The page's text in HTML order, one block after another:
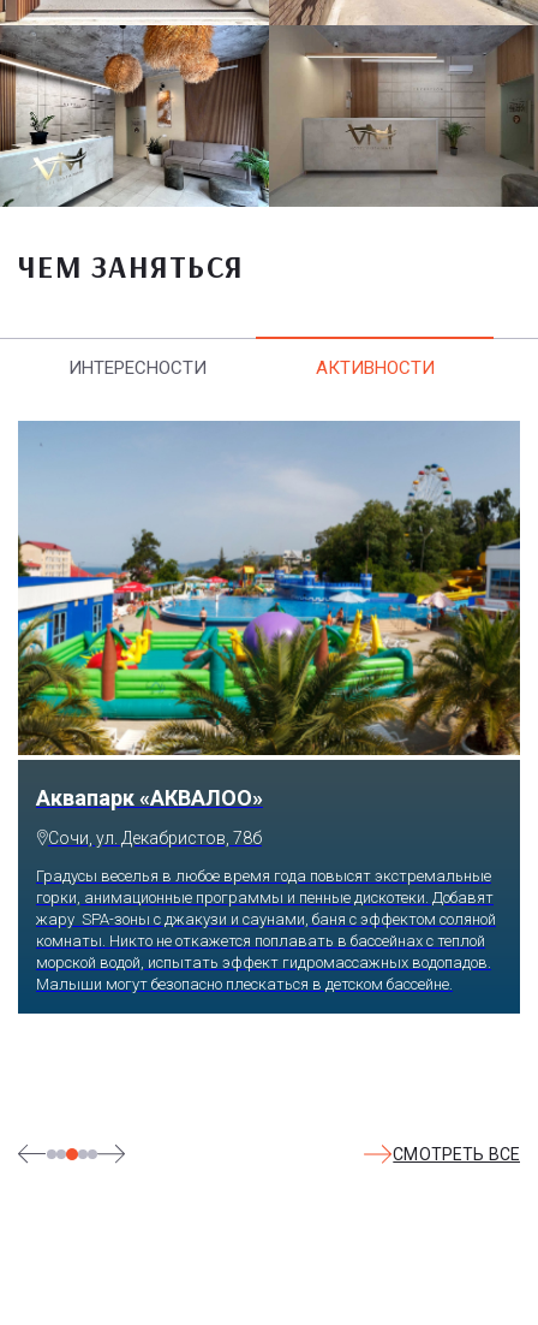
ЧЕМ ЗАНЯТЬСЯ
ИНТЕРЕСНОСТИ АКТИВНОСТИ
Тематический парк развлечений «Сочи
Парк»
Сочи, Олимпийский проспект, 21
Оказавшись здесь, словно попадаешь в сказку: встречаешь
любимых героев русского фольклора, получаешь возможность
сколько душе угодно кататься на аттракционах европейского
уровня. Гости участвуют в увлекательных квестах и творческих
СМОТРЕТЬ ВСЕ